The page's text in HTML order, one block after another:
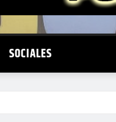
SOCIALES